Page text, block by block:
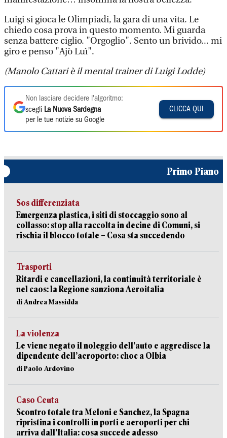
Luigi si gioca le Olimpiadi, la gara di una vita. Le
chiedo cosa prova in questo momento. Mi guarda
senza battere ciglio. "Orgoglio". Sento un brivido... mi
giro e penso "Ajò Luì".
(Manolo Cattari è il mental trainer di Luigi Lodde)
Non lasciare decidere l'algoritmo:
scegli La Nuova Sardegna
per le tue notizie su Google
CLICCA QUI
Primo Piano
Sos differenziata
Emergenza plastica, i siti di stoccaggio sono al
collasso: stop alla raccolta in decine di Comuni, si
rischia il blocco totale – Cosa sta succedendo
Trasporti
Ritardi e cancellazioni, la continuità territoriale è
nel caos: la Regione sanziona Aeroitalia
di Andrea Massidda
La violenza
Le viene negato il noleggio dell’auto e aggredisce la
dipendente dell’aeroporto: choc a Olbia
di Paolo Ardovino
Caso Ceuta
Scontro totale tra Meloni e Sanchez, la Spagna
ripristina i controlli in porti e aeroporti per chi
arriva dall’Italia: cosa succede adesso